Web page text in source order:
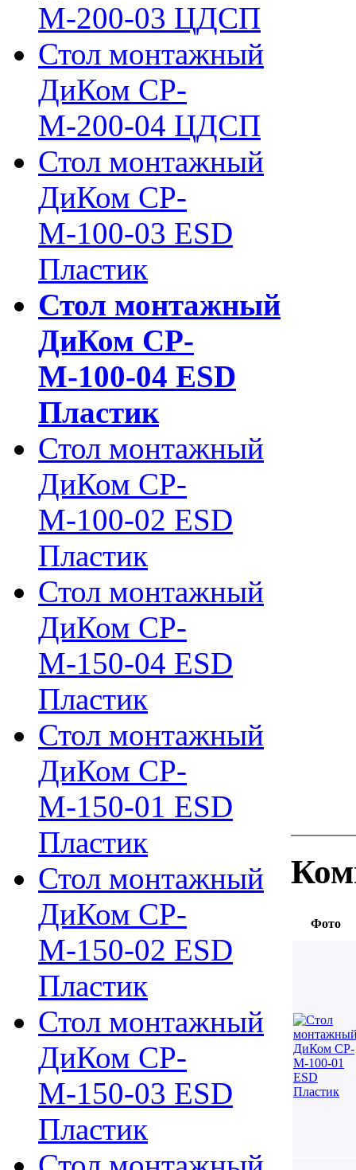
М-200-03 ЦДСП
Стол монтажный
ДиКом СР-
М-200-04 ЦДСП
Стол монтажный
ДиКом СР-
М-100-03 ESD
Пластик
Стол монтажный
ДиКом СР-
М-100-04 ESD
Пластик
Стол монтажный
ДиКом СР-
М-100-02 ESD
Пластик
Стол монтажный
ДиКом СР-
М-150-04 ESD
Пластик
Стол монтажный
ДиКом СР-
М-150-01 ESD
Пластик
Стол монтажный
ДиКом СР-
М-150-02 ESD
Пластик
Стол монтажный
ДиКом СР-
М-150-03 ESD
Пластик
Фото